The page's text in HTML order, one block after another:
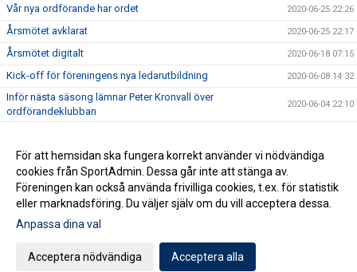
Vår nya ordförande har ordet 2020-06-25 22:26
Årsmötet avklarat 2020-06-25 22:17
Årsmötet digitalt 2020-06-18 07:15
Kick-off för föreningens nya ledarutbildning 2020-06-08 14:32
Inför nästa säsong lämnar Peter Kronvall över
ordförandeklubban
2020-06-04 22:10
Hanhals Kings sluter avtal med Warrior Hockey 2020-06-01 18:19
Vi är Hanhals Kings 2020-05-27 14:55
Gå till Webbversion
För att hemsidan ska fungera korrekt använder vi nödvändiga
cookies från SportAdmin. Dessa går inte att stänga av.
Föreningen kan också använda frivilliga cookies, t.ex. för statistik
eller marknadsföring. Du väljer själv om du vill acceptera dessa.
Anpassa dina val
Acceptera nödvändiga Acceptera alla